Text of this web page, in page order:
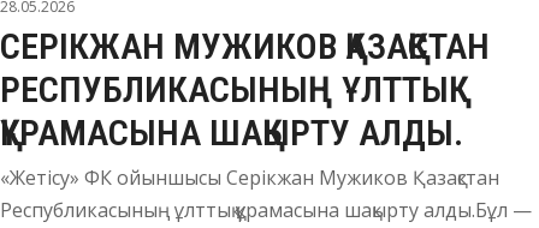
28.05.2026
СЕРІКЖАН МУЖИКОВ ҚАЗАҚСТАН
РЕСПУБЛИКАСЫНЫҢ ҰЛТТЫҚ
ҚҰРАМАСЫНА ШАҚЫРТУ АЛДЫ.
«Жетісу» ФК ойыншысы Серікжан Мужиков Қазақстан
Республикасының ұлттық құрамасына шақырту алды.Бұл —